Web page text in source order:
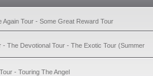
Tour - Some Great Reward Tour
The Devotional Tour - The Exotic Tour (Summer
- Touring The Angel